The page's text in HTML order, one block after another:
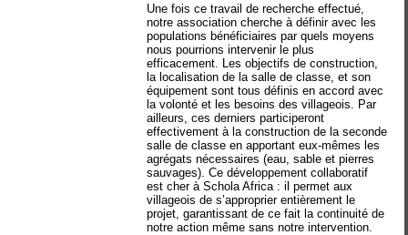
Une fois ce travail de recherche effectué,
notre association cherche à définir avec les
populations bénéficiaires par quels moyens
nous pourrions intervenir le plus
efficacement. Les objectifs de construction,
la localisation de la salle de classe, et son
équipement sont tous définis en accord avec
la volonté et les besoins des villageois. Par
ailleurs, ces derniers participeront
effectivement à la construction de la seconde
salle de classe en apportant eux-mêmes les
agrégats nécessaires (eau, sable et pierres
sauvages). Ce développement collaboratif
est cher à Schola Africa : il permet aux
villageois de s’approprier entièrement le
projet, garantissant de ce fait la continuité de
notre action même sans notre intervention.